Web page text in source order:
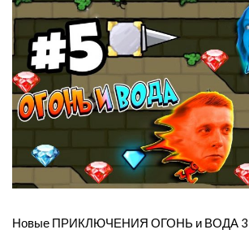
Новые ПРИКЛЮЧЕНИЯ ОГОНЬ и ВОДА 3